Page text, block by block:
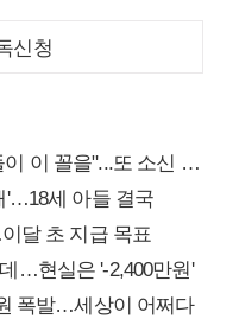
신청
꼴을"...또 소신 발언
'…18세 아들 결국
달 초 지급 목표
…현실은 '-2,400만원'
폭발…세상이 어쩌다